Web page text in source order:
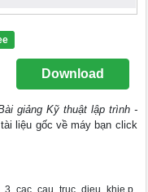
Download
giảng Kỹ thuật lập trình -
liệu gốc về máy bạn click